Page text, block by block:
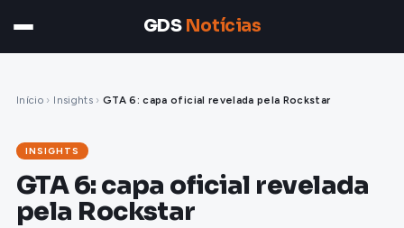
GDS Notícias
Início › Insights › GTA 6: capa oficial revelada pela Rockstar
INSIGHTS
GTA 6: capa oficial revelada
pela Rockstar